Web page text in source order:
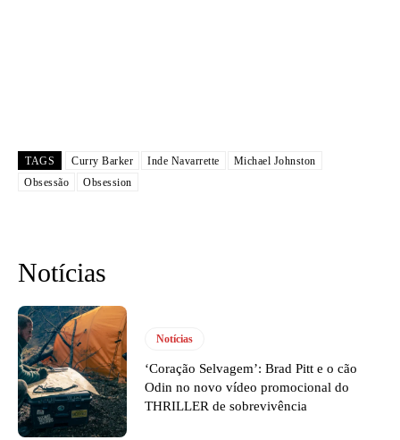
TAGS Curry Barker Inde Navarrette
Michael Johnston
Obsessão
Obsession
Notícias
Notícias
‘Coração Selvagem’: Brad Pitt e o cão
Odin no novo vídeo promocional do
THRILLER de sobrevivência